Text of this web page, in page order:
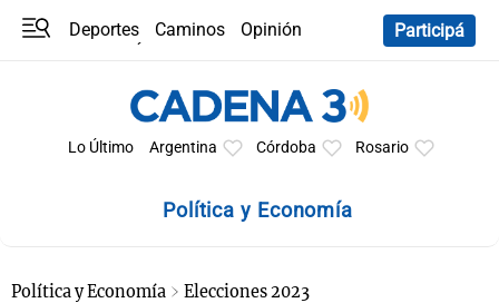
Deportes Caminos
Opinión
Participá
Lo Último Argentina Córdoba Rosario
Política y Economía
Política y Economía Elecciones 2023